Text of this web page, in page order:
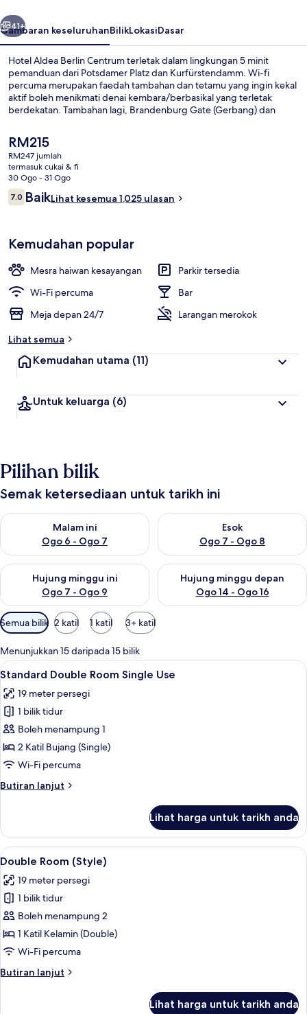
Seterusnya
41+
Gambaran keseluruhanBilikLokasiDasar
Hotel Aldea Berlin Centrum terletak dalam lingkungan 5 minit
pemanduan dari Potsdamer Platz dan Kurfürstendamm. Wi-fi
percuma merupakan faedah tambahan dan tetamu yang ingin kekal
aktif boleh menikmati denai kembara/berbasikal yang terletak
berdekatan. Tambahan lagi, Brandenburg Gate (Gerbang) dan
dengan menaiki kenderaan. Penggembara lain menggemari lokasi
ini kerana terletak pada jarak berjalan kaki yang pendek dari
pengangkutan awam: Stesen Bülowstraße terletak pada jarak 2
minit sahaja dan Bulowstrasse U-Bahn terletak pada jarak 3 minit
sahaja.
Harga
semasa
ialah
RM215
RM215
RM247 jumlah
termasuk cukai & fi
30 Ogo - 31 Ogo
Ulasan
7.07.0 daripada 10
BaikLihat kesemua 1,025 ulasan
Kemudahan popular
Mesra haiwan kesayangan
Parkir tersedia
Wi-Fi percuma
Bar
Meja depan 24/7
Larangan merokok
Lihat semua
Kemudahan utama (11)
Untuk keluarga (6)
Pilihan bilik
Semak ketersediaan untuk tarikh ini
Malam ini
Ogo 6 - Ogo 7
Semak ketersediaan untuk malam ini Ogo 6 - Ogo 7
Esok
Ogo 7 - Ogo 8
Semak ketersediaan untuk
Hujung minggu ini
Ogo 7 - Ogo 9
Semak ketersediaan untuk hujung minggu ini Ogo 7 - Ogo 9
Hujung minggu depan
Ogo 14 - Ogo 16
Semak ketersediaan untuk
Penapis
yang
tersedia
untuk
bilik
Semua bilik 2 katil 1 katil 3+ katil
Menunjukkan 15 daripada 15 bilik
Lihat
semua
foto
untuk
Standard
Double
Room
Use
Peralatan tempat tidur
7
Standard Double Room Single Use
19 meter persegi
1 bilik tidur
Boleh menampung 1
2 Katil Bujang (Single)
Wi-Fi percuma
Butiran lanjut
Butiran
Double
Room
Single
Lihat harga untuk tarikh anda
Lihat
semua
foto
untuk
Double
Room
(Style)
Peralatan tempat tidur
5
Double Room (Style)
19 meter persegi
1 bilik tidur
Boleh menampung 2
1 Katil Kelamin (Double)
Wi-Fi percuma
Butiran lanjut
Butiran
Lihat harga untuk tarikh anda